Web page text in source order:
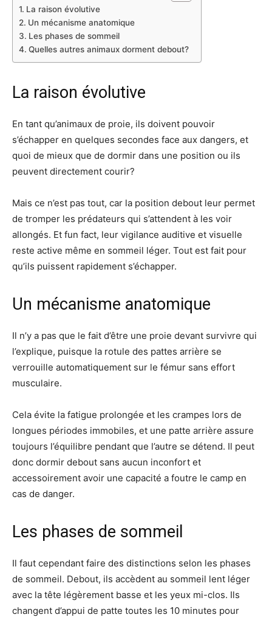
La raison évolutive
Un mécanisme anatomique
Les phases de sommeil
Quelles autres animaux dorment debout?
La raison évolutive
En tant qu’animaux de proie, ils doivent pouvoir
s’échapper en quelques secondes face aux dangers, et
quoi de mieux que de dormir dans une position ou ils
peuvent directement courir?
Mais ce n’est pas tout, car la position debout leur permet
de tromper les prédateurs qui s’attendent à les voir
allongés. Et fun fact, leur vigilance auditive et visuelle
reste active même en sommeil léger. Tout est fait pour
qu’ils puissent rapidement s’échapper.
Un mécanisme anatomique
Il n’y a pas que le fait d’être une proie devant survivre qui
l’explique, puisque la rotule des pattes arrière se
verrouille automatiquement sur le fémur sans effort
musculaire.
Cela évite la fatigue prolongée et les crampes lors de
longues périodes immobiles, et une patte arrière assure
toujours l’équilibre pendant que l’autre se détend. Il peut
donc dormir debout sans aucun inconfort et
accessoirement avoir une capacité a foutre le camp en
cas de danger.
Les phases de sommeil
Il faut cependant faire des distinctions selon les phases
de sommeil. Debout, ils accèdent au sommeil lent léger
avec la tête légèrement basse et les yeux mi-clos. Ils
changent d’appui de patte toutes les 10 minutes pour